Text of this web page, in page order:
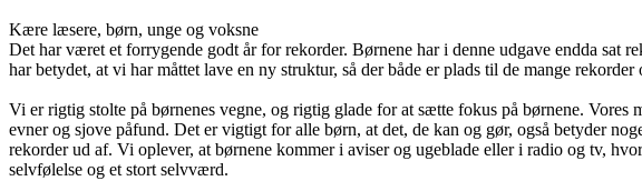
Kære læsere, børn, unge og voksne
Det har været et forrygende godt år for rekorder. Børnene har i denne udgave endda sat
har betydet, at vi har måttet lave en ny struktur, så der både er plads til de mange
Vi er rigtig stolte på børnenes vegne, og rigtig glade for at sætte fokus på børnene. Vores
evner og sjove påfund. Det er vigtigt for alle børn, at det, de kan og gør, også betyder
rekorder ud af. Vi oplever, at børnene kommer i aviser og ugeblade eller i radio og tv,
selvfølelse og et stort selvværd.